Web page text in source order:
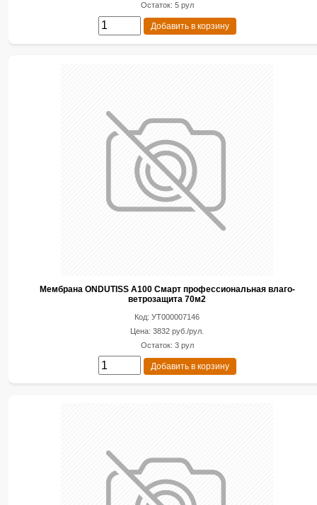
Остаток: 5 рул
Добавить в корзину
Мембрана ONDUTISS A100 Смарт профессиональная влаго-
ветрозащита 70м2
Код: УТ000007146
Цена: 3832 руб./рул.
Остаток: 3 рул
Добавить в корзину